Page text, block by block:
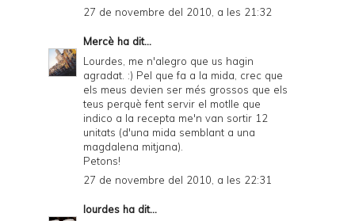
27 de novembre del 2010, a les 21:32
Mercè ha dit...
Lourdes, me n'alegro que us hagin
agradat. :) Pel que fa a la mida, crec que
els meus devien ser més grossos que els
teus perquè fent servir el motlle que
indico a la recepta me'n van sortir 12
unitats (d'una mida semblant a una
magdalena mitjana).
Petons!
27 de novembre del 2010, a les 22:31
lourdes ha dit...